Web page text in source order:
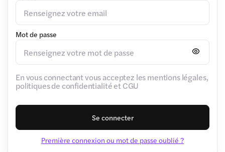
Mot de passe
En vous connectant vous acceptez les mentions légales,
politiques de confidentialité et CGU
Se connecter
Première connexion ou mot de passe oublié ?